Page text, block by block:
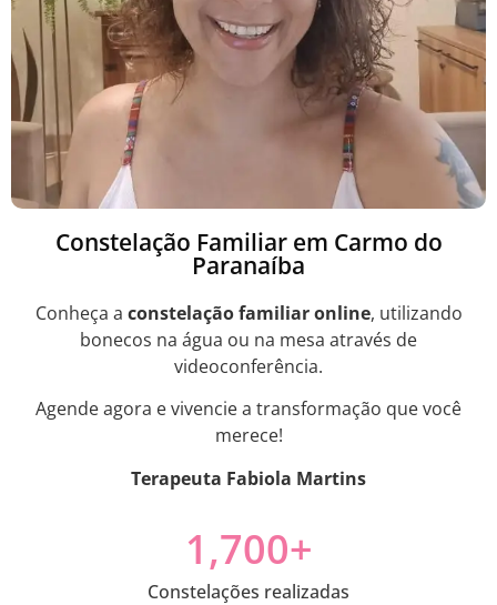
Constelação Familiar em Carmo do
Paranaíba
Conheça a constelação familiar online, utilizando
bonecos na água ou na mesa através de
videoconferência.
Agende agora e vivencie a transformação que você
merece!
Terapeuta Fabiola Martins
Constelações realizadas
1,700+